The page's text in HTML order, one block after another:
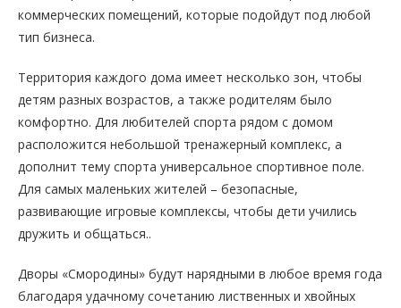
коммерческих помещений, которые подойдут под любой
тип бизнеса.
Территория каждого дома имеет несколько зон, чтобы
детям разных возрастов, а также родителям было
комфортно. Для любителей спорта рядом с домом
расположится небольшой тренажерный комплекс, а
дополнит тему спорта универсальное спортивное поле.
Для самых маленьких жителей – безопасные,
развивающие игровые комплексы, чтобы дети учились
дружить и общаться..
Дворы «Смородины» будут нарядными в любое время года
благодаря удачному сочетанию лиственных и хвойных